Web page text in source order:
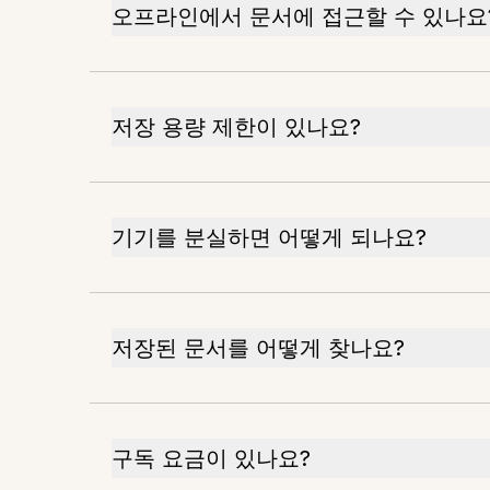
오프라인에서 문서에 접근할 수 있나
저장 용량 제한이 있나요?
기기를 분실하면 어떻게 되나요?
저장된 문서를 어떻게 찾나요?
구독 요금이 있나요?